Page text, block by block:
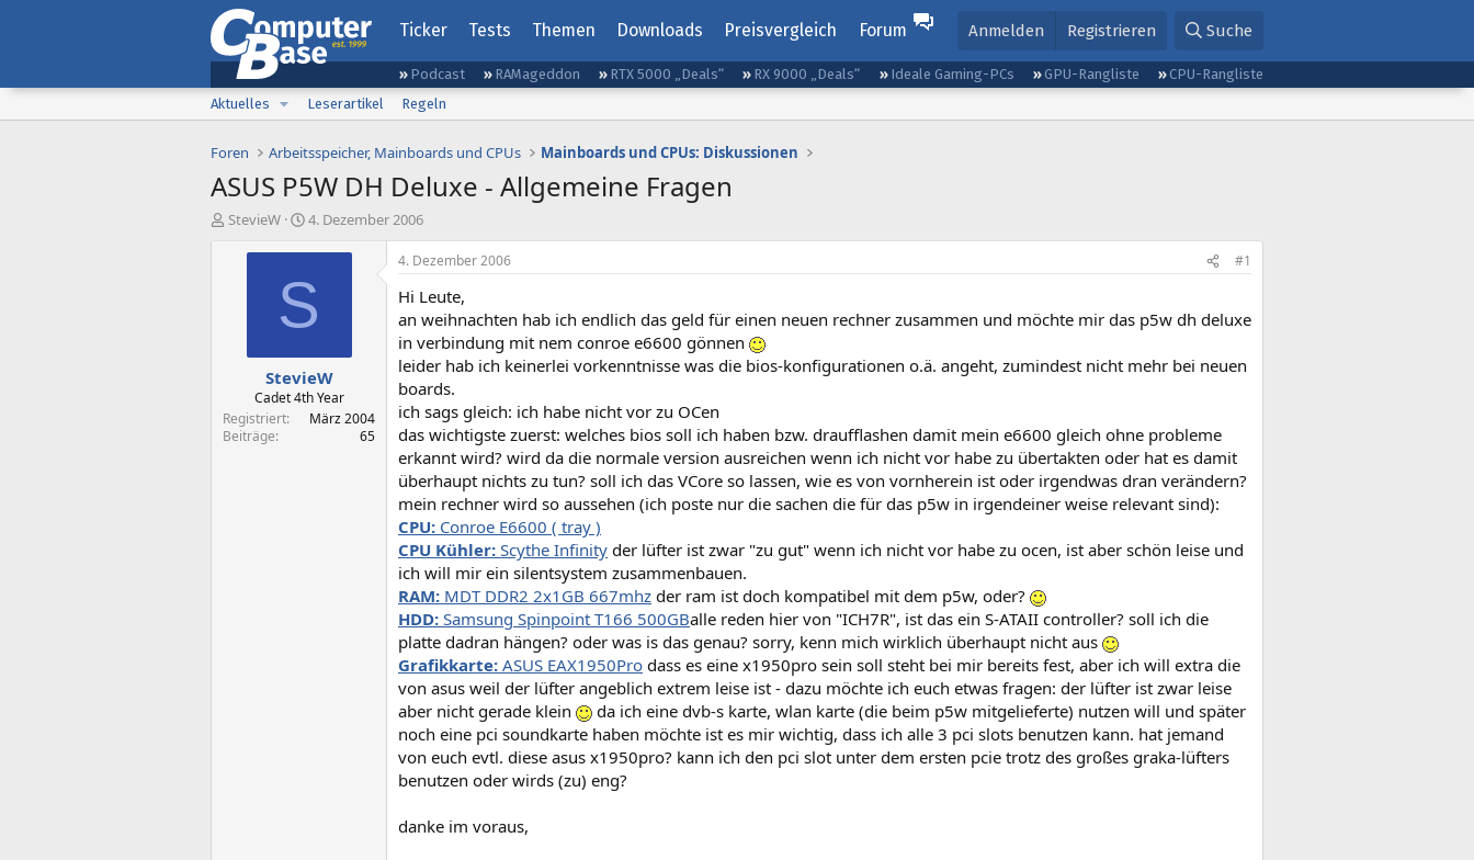
Ticker Tests Themen Downloads Preisvergleich Forum Anmelden Registrieren Suche
Podcast RAMageddon RTX 5000 „Deals“ RX 9000 „Deals“ Ideale Gaming-PCs GPU-Rangliste
CPU-Rangliste
Aktuelles
Leserartikel Regeln
Foren Arbeitsspeicher, Mainboards und CPUs Mainboards und CPUs: Diskussionen
ASUS P5W DH Deluxe - Allgemeine Fragen
E
StevieW
E
s
e
l
t
a
m
4. Dezember 2006
S
StevieW
Cadet 4th Year
Registriert
März 2004
Beiträge
65
4. Dezember 2006 #1
Hi Leute,
an weihnachten hab ich endlich das geld für einen neuen rechner zusammen und möchte mir das p5w dh deluxe
in verbindung mit nem conroe e6600 gönnen
leider hab ich keinerlei vorkenntnisse was die bios-konfigurationen o.ä. angeht, zumindest nicht mehr bei neuen
boards.
ich sags gleich: ich habe nicht vor zu OCen
das wichtigste zuerst: welches bios soll ich haben bzw. draufflashen damit mein e6600 gleich ohne probleme
erkannt wird? wird da die normale version ausreichen wenn ich nicht vor habe zu übertakten oder hat es damit
überhaupt nichts zu tun? soll ich das VCore so lassen, wie es von vornherein ist oder irgendwas dran verändern?
mein rechner wird so aussehen (ich poste nur die sachen die für das p5w in irgendeiner weise relevant sind):
CPU: Conroe E6600 ( tray )
CPU Kühler: Scythe Infinity der lüfter ist zwar "zu gut" wenn ich nicht vor habe zu ocen, ist aber schön leise und
ich will mir ein silentsystem zusammenbauen.
RAM: MDT DDR2 2x1GB 667mhz der ram ist doch kompatibel mit dem p5w, oder?
HDD: Samsung Spinpoint T166 500GBalle reden hier von "ICH7R", ist das ein S-ATAII controller? soll ich die
platte dadran hängen? oder was is das genau? sorry, kenn mich wirklich überhaupt nicht aus
Grafikkarte: ASUS EAX1950Pro dass es eine x1950pro sein soll steht bei mir bereits fest, aber ich will extra die
von asus weil der lüfter angeblich extrem leise ist - dazu möchte ich euch etwas fragen: der lüfter ist zwar leise
aber nicht gerade klein
da ich eine dvb-s karte, wlan karte (die beim p5w mitgelieferte) nutzen will und später
noch eine pci soundkarte haben möchte ist es mir wichtig, dass ich alle 3 pci slots benutzen kann. hat jemand
von euch evtl. diese asus x1950pro? kann ich den pci slot unter dem ersten pcie trotz des großes graka-lüfters
benutzen oder wirds (zu) eng?
danke im voraus,